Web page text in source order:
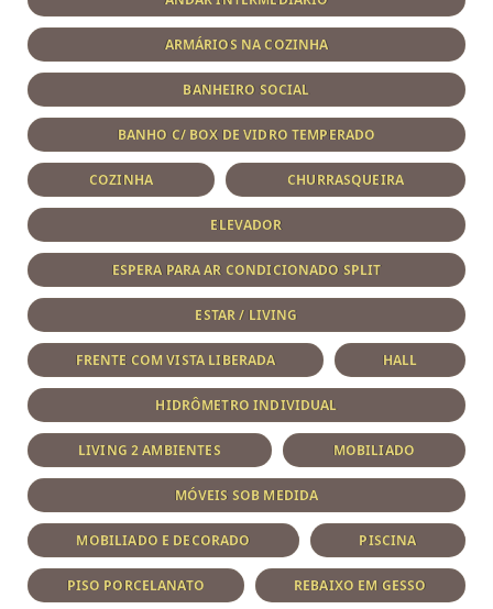
ARMÁRIOS NA COZINHA
BANHEIRO SOCIAL
BANHO C/ BOX DE VIDRO TEMPERADO
COZINHA CHURRASQUEIRA
ELEVADOR
ESPERA PARA AR CONDICIONADO SPLIT
ESTAR / LIVING
FRENTE COM VISTA LIBERADA HALL
HIDRÔMETRO INDIVIDUAL
LIVING 2 AMBIENTES MOBILIADO
MÓVEIS SOB MEDIDA
MOBILIADO E DECORADO PISCINA
PISO PORCELANATO REBAIXO EM GESSO